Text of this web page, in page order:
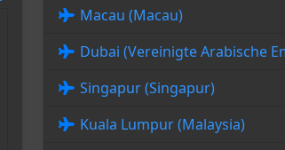
Macau (Macau)
Dubai (Vereinigte Arabische
Singapur (Singapur)
Kuala Lumpur (Malaysia)